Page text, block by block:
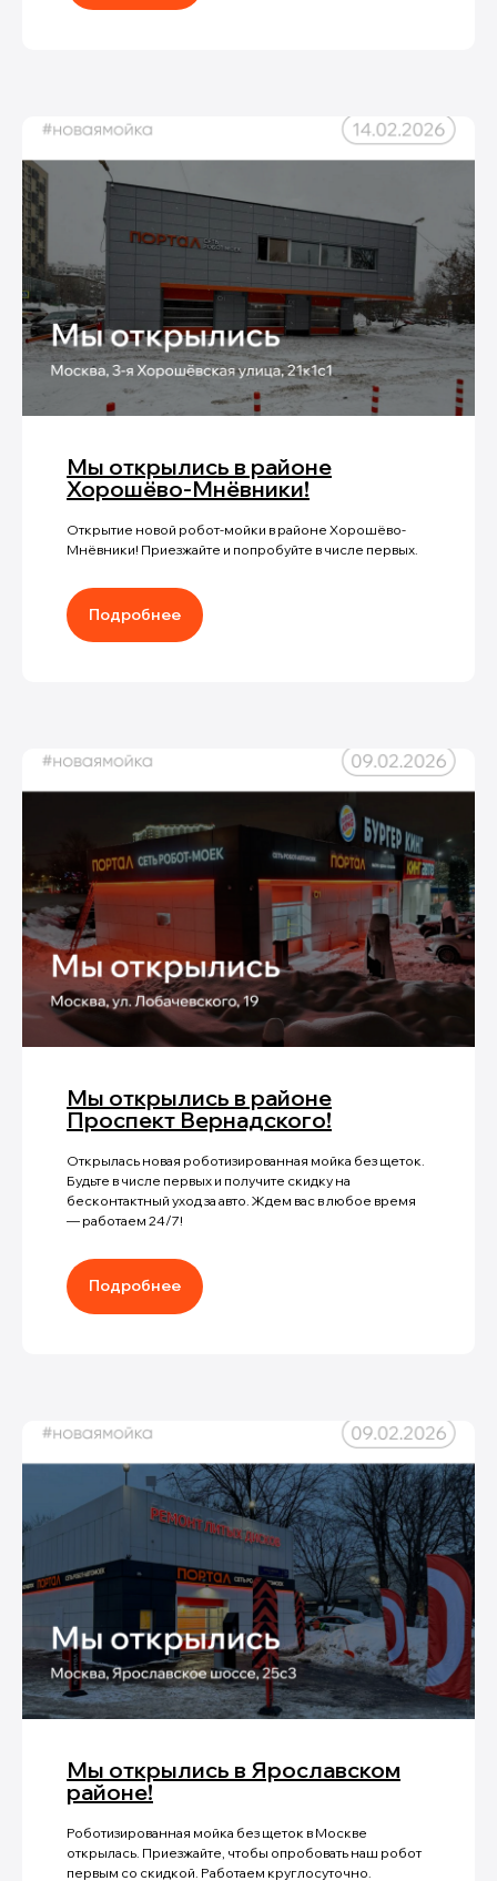
Мы открылись в районе
Хорошёво-Мнёвники!
Открытие новой робот-мойки в районе Хорошёво-
Мнёвники! Приезжайте и попробуйте в числе первых.
Подробнее
Мы открылись в районе
Проспект Вернадского!
Открылась новая роботизированная мойка без щеток.
Будьте в числе первых и получите скидку на
бесконтактный уход за авто. Ждем вас в любое время
— работаем 24/7!
Подробнее
Мы открылись в Ярославском
районе!
Роботизированная мойка без щеток в Москве
открылась. Приезжайте, чтобы опробовать наш робот
первым со скидкой. Работаем круглосуточно.